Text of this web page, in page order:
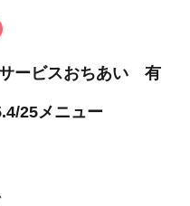
ービスおちあい 有
25メニュー